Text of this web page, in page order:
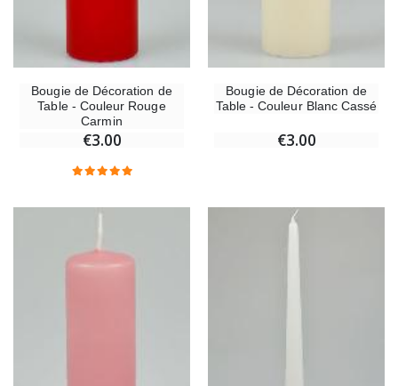
Bougie de Décoration de
Table - Couleur Rouge
Carmin
€3.00
Bougie de Décoration de
Table - Couleur Blanc Cassé
€3.00